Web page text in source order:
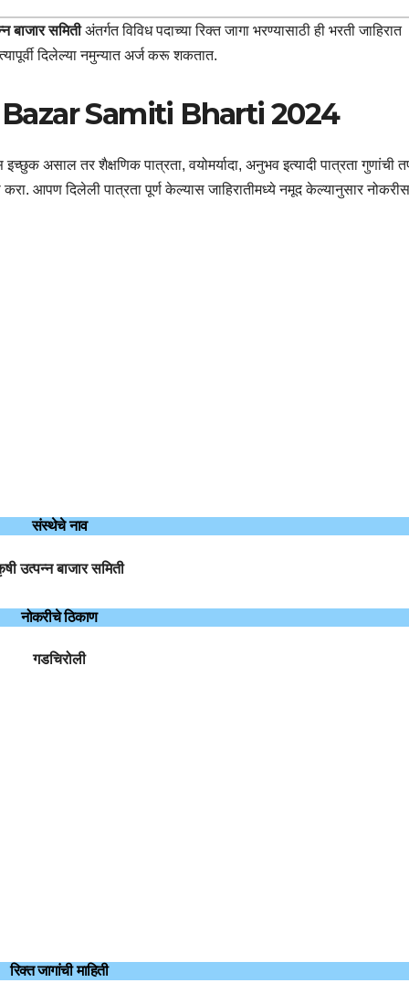
बाजार समितीअंतर्गत विविध पदाच्या रिक्त जागा भरण्यासाठी ही भरती जाहिरात
दिलेल्या नमुन्यात अर्ज करू शकतात.
Samiti Bharti 2024
असाल तर शैक्षणिक पात्रता, वयोमर्यादा, अनुभव इत्यादी पात्रता गुणांची
आपण दिलेली पात्रता पूर्ण केल्यास जाहिरातीमध्ये नमूद केल्यानुसार
संस्थेचे नाव
उत्पन्न बाजार समिती
नोकरीचे ठिकाण
गडचिरोली
रिक्त जागांची माहिती